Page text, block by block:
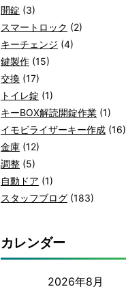
開錠 (3)
スマートロック (2)
キーチェンジ (4)
鍵製作 (15)
交換 (17)
トイレ錠 (1)
キーBOX解読開錠作業 (1)
イモビライザーキー作成 (16)
金庫 (12)
調整 (5)
自動ドア (1)
スタッフブログ (183)
カレンダー
2026年8月